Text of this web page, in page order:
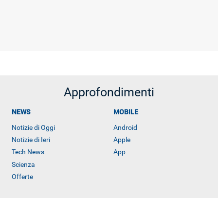
Approfondimenti
NEWS
Notizie di Oggi
Notizie di Ieri
Tech News
Scienza
Offerte
MOBILE
Android
Apple
App